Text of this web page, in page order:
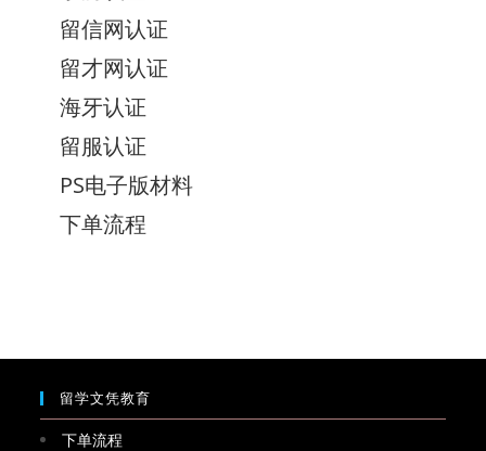
留信网认证
留才网认证
海牙认证
留服认证
PS电子版材料
下单流程
留学文凭教育
下单流程